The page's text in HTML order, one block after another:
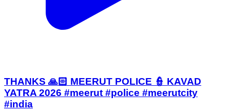
THANKS 🙏🏻 MEERUT POLICE 👮 KAVAD
YATRA 2026 #meerut #police #meerutcity
#india